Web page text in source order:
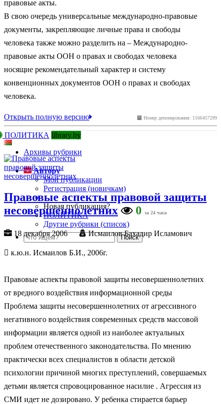
правовые акты.
В свою очередь универсальные международно-правовые
документы, закрепляющие личные права и свободы
человека также можно разделить на – Международно-
правовые акты ООН о правах и свободах человека
носящие рекомендательный характер и систему
конвенционных документов ООН о правах и свободах
человека.
Номер депонирования: 1166457299
Открыть полную версию
ПОЛИТИКА library.by
Архивы рубрики
Автору
Мои публикации
Регистрация (новичкам)
Новая публикация?
ПОЛИТИКА
Другие рубрики (список)
Правовые аспекты правовой защиты
несовершеннолетних
0 за 24 часа
18 декабря 2006 Исмаилов Бахадир Исламович
 к.ю.н. Исмаилов Б.И., 2006г.
Правовые аспекты правовой защиты несовершеннолетних
от вредного воздействия информационной среды
Проблема защиты несовершеннолетних от агрессивного
негативного воздействия современных средств массовой
информации является одной из наиболее актуальных
проблем отечественного законодательства. По мнению
практически всех специалистов в области детской
психологии причиной многих преступлений, совершаемых
детьми является спровоцированное насилие . Агрессия из
СМИ идет не дозировано. У ребенка стирается барьер